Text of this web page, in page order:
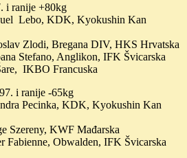
i ranije +80kg
Lebo, KDK, Kyokushin Kan
Zlodi, Bregana DIV, HKS Hrvatska
Stefano, Anglikon, IFK Švicarska
IKBO Francuska
i ranije -65kg
Pecinka, KDK, Kyokushin Kan
Szereny, KWF Mađarska
Fabienne, Obwalden, IFK Švicarska